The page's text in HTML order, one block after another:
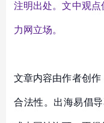
注明出处。文中观
力网立场。
文章内容由作者创
合法性。出海易倡